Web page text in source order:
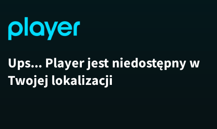
Ups... Player jest niedostępny w
Twojej lokalizacji